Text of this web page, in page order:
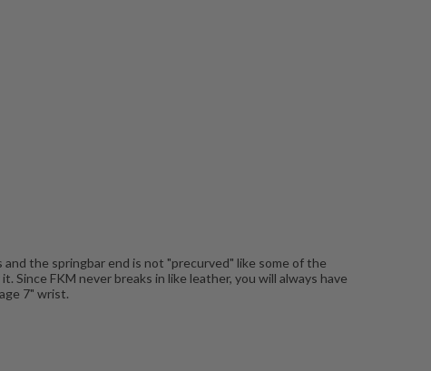
the springbar end is not "precurved" like some of the
FKM never breaks in like leather, you will always have
7" wrist.